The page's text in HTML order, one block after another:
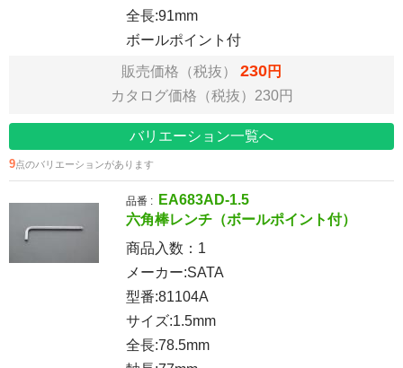
全長:91mm
ボールポイント付
販売価格（税抜） 230円
カタログ価格（税抜）230円
バリエーション一覧へ
9点のバリエーションがあります
品番 :
EA683AD-1.5
六角棒レンチ（ボールポイント付）
商品入数： 1
メーカー:SATA
型番:81104A
サイズ:1.5mm
全長:78.5mm